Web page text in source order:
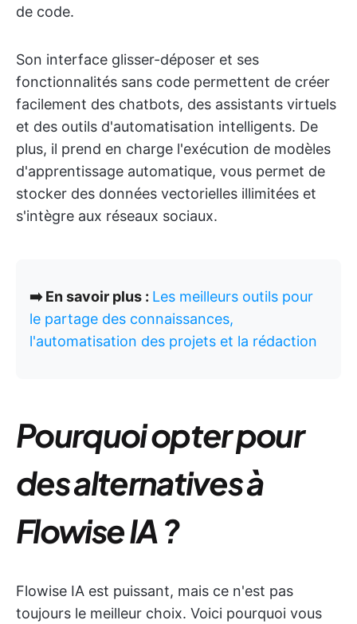
de code.
Son interface glisser-déposer et ses
fonctionnalités sans code permettent de créer
facilement des chatbots, des assistants virtuels
et des outils d'automatisation intelligents. De
plus, il prend en charge l'exécution de modèles
d'apprentissage automatique, vous permet de
stocker des données vectorielles illimitées et
s'intègre aux réseaux sociaux.
➡️ En savoir plus : Les meilleurs outils pour
le partage des connaissances,
l'automatisation des projets et la rédaction
Pourquoi opter pour
des alternatives à
Flowise IA ?
Flowise IA est puissant, mais ce n'est pas
toujours le meilleur choix. Voici pourquoi vous